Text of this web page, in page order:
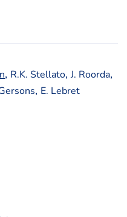
, R.K. Stellato, J. Roorda,
, E. Lebret